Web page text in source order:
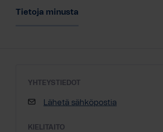
Tietoja minusta
YHTEYSTIEDOT
Lähetä sähköpostia
KIELITAITO